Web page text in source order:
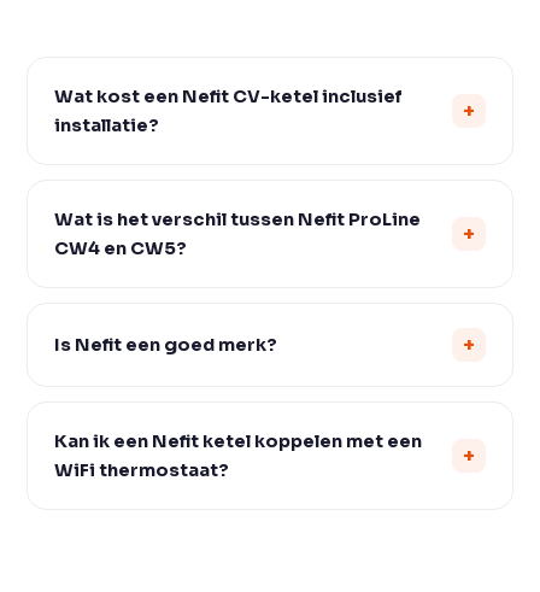
Wat kost een Nefit CV-ketel inclusief
installatie?
Wat is het verschil tussen Nefit ProLine
CW4 en CW5?
Is Nefit een goed merk?
Kan ik een Nefit ketel koppelen met een
WiFi thermostaat?